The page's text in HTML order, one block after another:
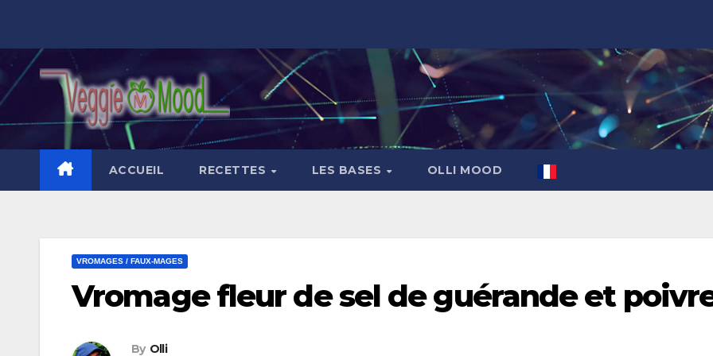
content
ACCUEIL RECETTES LES BASES OLLI MOOD
VROMAGES / FAUX-MAGES
Vromage fleur de sel de guérande et
By Olli